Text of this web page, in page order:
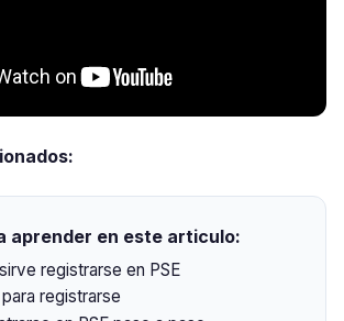
aprender en este articulo:
registrarse en PSE
registrarse